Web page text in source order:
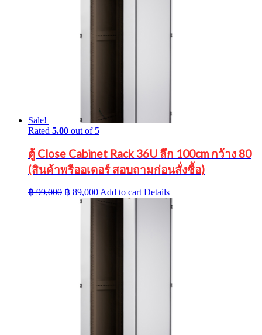
Sale!
Rated 5.00 out of 5
ตู้ Close Cabinet Rack 36U ลึก 100cm กว้าง 80
(สินค้าพรีออเดอร์ สอบถามก่อนสั่งซื้อ)
฿99,000 Original
price
฿ 89,000Current
price
Add to cart Details